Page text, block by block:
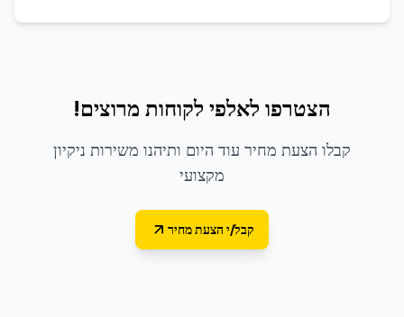
הצטרפו לאלפי לקוחות מרוצים!
קבלו הצעת מחיר עוד היום ותיהנו משירות ניקיון
מקצועי
קבל/י הצעת מחיר